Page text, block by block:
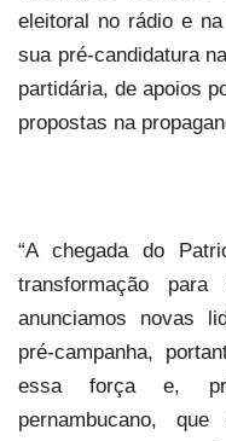
eleitoral no rádio e
sua pré-candidatura
partidária, de apoios
propostas na
“A chegada do
transformação
anunciamos novas
pré-campanha,
essa força e,
pernambucano,